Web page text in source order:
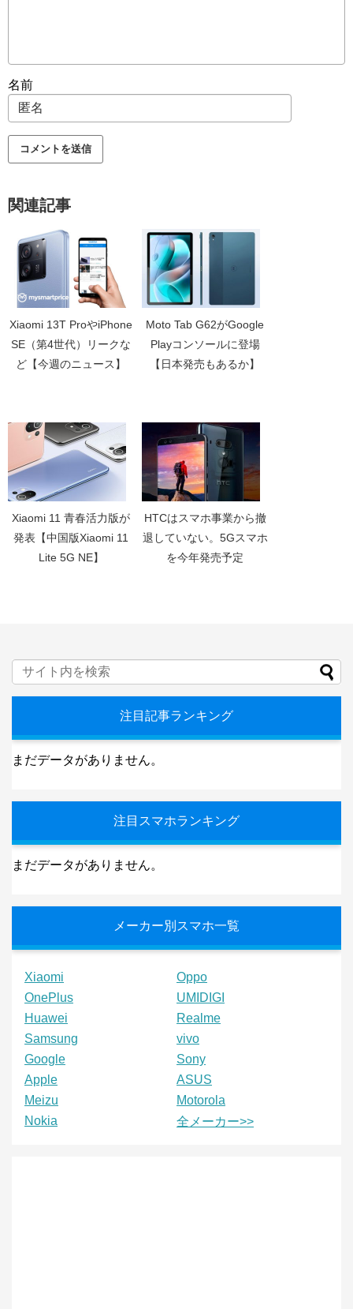
名前
関連記事
Xiaomi 13T ProやiPhone
SE（第4世代）リークな
ど【今週のニュース】
Moto Tab G62がGoogle
Playコンソールに登場
【日本発売もあるか】
Xiaomi 11 青春活力版が
発表【中国版Xiaomi 11
Lite 5G NE】
HTCはスマホ事業から撤
退していない。5Gスマホ
を今年発売予定
注目記事ランキング
まだデータがありません。
注目スマホランキング
まだデータがありません。
メーカー別スマホ一覧
Xiaomi
Oppo
OnePlus
UMIDIGI
Huawei
Realme
Samsung
vivo
Google
Sony
Apple
ASUS
Meizu
Motorola
Nokia
全メーカー>>